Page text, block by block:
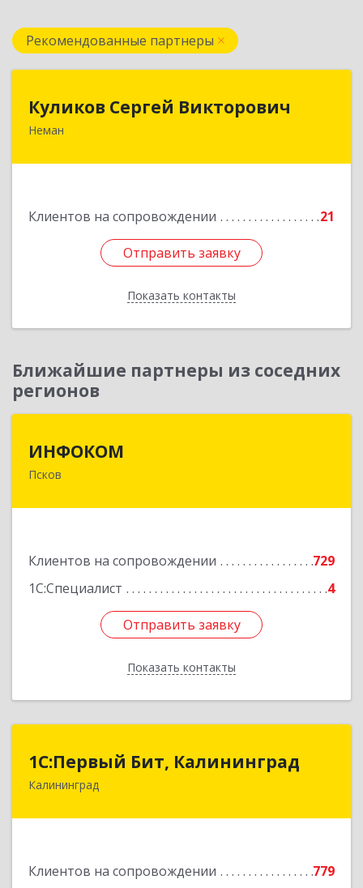
Рекомендованные партнеры
Куликов Сергей Викторович
Неман
Клиентов на сопровождении 21
Отправить заявку
Показать контакты
Куликов Сергей Викторович
Отправить заявку
Назад
Ближайшие партнеры из соседних
регионов
ИНФОКОМ
Псков
Клиентов на сопровождении
729
1С:Специалист
4
Отправить заявку
Показать контакты
180000, Псковская обл, Псков г, Советская ул,
Отправить заявку
Назад
1С:Первый Бит, Калининград
Калининград
Клиентов на сопровождении
779
1С:Первый Бит, Калининград
236006, Калининградская обл, Калининград г,